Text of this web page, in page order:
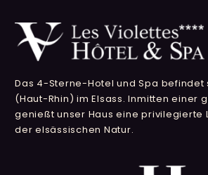
Das 4-Sterne-Hotel und Spa befindet
(Haut-Rhin) im Elsass. Inmitten einer
genießt unser Haus eine privilegierte
der elsässischen Natur.